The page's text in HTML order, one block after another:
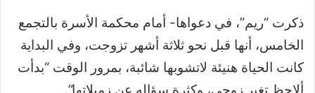
ذكرت “ريم”، في دعواها- أمام محكمة الأسرة بالتجمع
الخامس، أنها قبل نحو ثلاثة أشهر تزوجت، وفي البداية
كانت الحياة هنيئة لاتشوبها شائبة، بمرور الوقت “بدأت